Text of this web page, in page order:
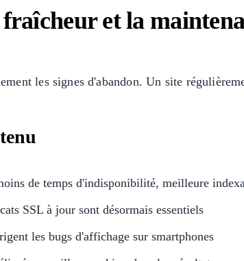
et la
les signes d'abandon. Un site
de temps d'indisponibilité, meilleure
SSL à jour sont désormais essentiels
les bugs d'affichage sur smartphones